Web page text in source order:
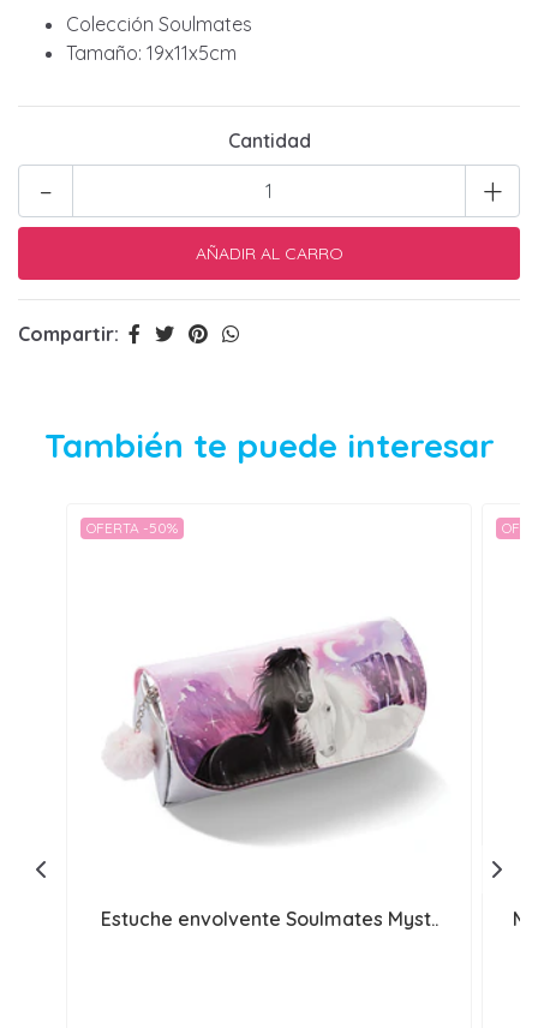
Colección Soulmates
Tamaño: 19x11x5cm
Cantidad
+
-
Compartir:
También te puede interesar
OFERTA -50%
Estuche envolvente Soulmates Myst..